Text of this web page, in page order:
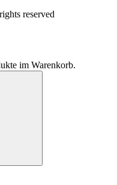
reserved
im Warenkorb.